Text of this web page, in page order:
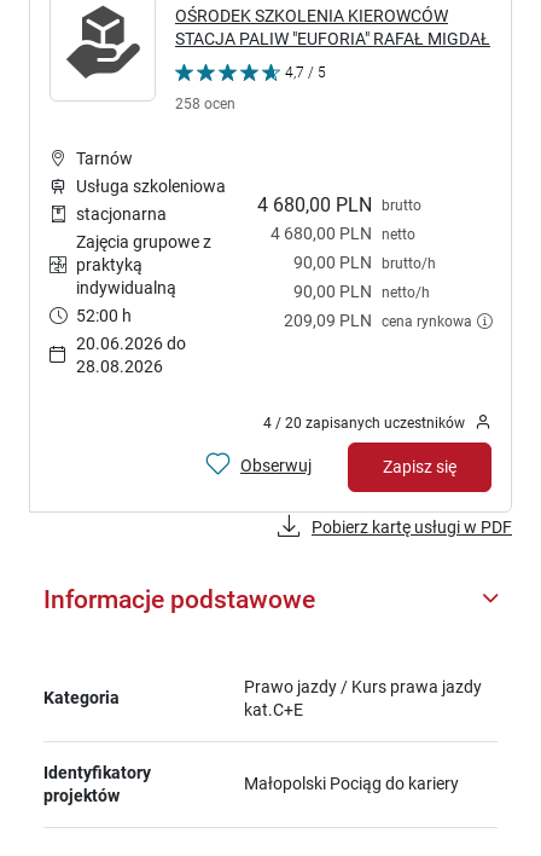
OŚRODEK SZKOLENIA KIEROWCÓW
STACJA PALIW "EUFORIA" RAFAŁ MIGDAŁ
4,7 / 5
258 ocen
4 680,00 PLN brutto
4 680,00 PLN netto
90,00 PLN brutto/h
90,00 PLN netto/h
209,09 PLN cena rynkowa
Tarnów
Usługa szkoleniowa
stacjonarna
Zajęcia grupowe z
praktyką
indywidualną
52:00 h
20.06.2026 do
28.08.2026
4 / 20 zapisanych uczestników
Obserwuj Zapisz się
Pobierz kartę usługi w PDF
Informacje podstawowe
Kategoria
Prawo jazdy / Kurs prawa jazdy
kat.C+E
Identyfikatory
projektów
Małopolski Pociąg do kariery